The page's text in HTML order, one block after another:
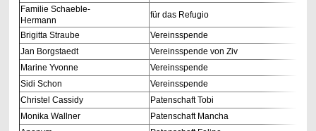
Familie Schaeble-
Hermann
für das Refugio
Brigitta Straube
Vereinsspende
Jan Borgstaedt
Vereinsspende von Ziv
Marine Yvonne
Vereinsspende
Sidi Schon
Vereinsspende
Christel Cassidy
Patenschaft Tobi
Monika Wallner
Patenschaft Mancha